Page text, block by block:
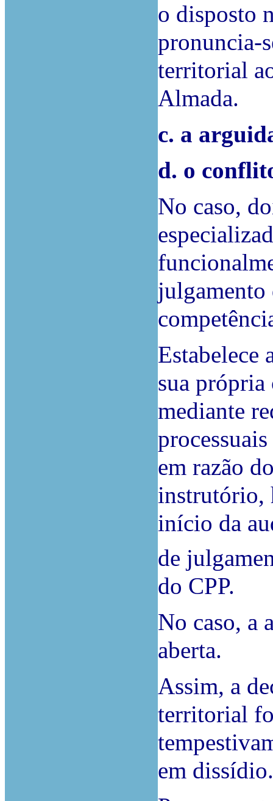
o disposto
pronuncia-
territorial
Almada.
c. a
d. o
No caso,
julgamento
Estabelece
sua
mediante
em razão
instrutório,
início da
de
do CPP.
No caso, a
aberta.
Assim, a
territorial
em dissídio.